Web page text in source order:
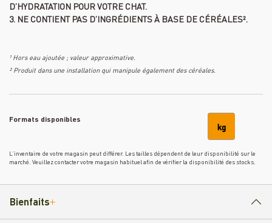
D’HYDRATATION POUR VOTRE CHAT.
3. NE CONTIENT PAS D’INGRÉDIENTS À BASE DE CÉRÉALES².
¹ Hors eau ajoutée ; valeur approximative.
² Produit dans une installation qui manipule également des céréales.
Formats disponibles
kg
L’inventaire de votre magasin peut différer. Les tailles dépendent de leur disponibilité sur le
marché. Veuillez contacter votre magasin habituel afin de vérifier la disponibilité des stocks.
Bienfaits